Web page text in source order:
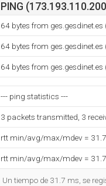
PING
64 bytes from
64 bytes from
64 bytes from
--- ping statistics ---
3 packets transmitted, 3
rtt min/avg/max/mdev =
rtt min/avg/max/mdev =
Un tiempo de 31.7 ms, se